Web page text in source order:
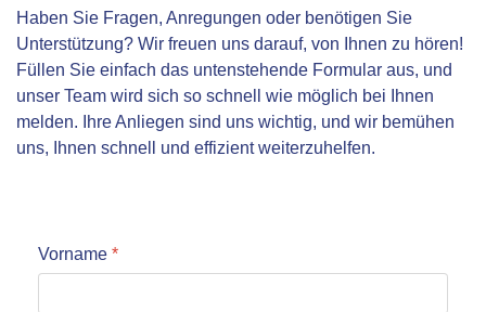
Haben Sie Fragen, Anregungen oder benötigen Sie
Unterstützung? Wir freuen uns darauf, von Ihnen zu hören!
Füllen Sie einfach das untenstehende Formular aus, und
unser Team wird sich so schnell wie möglich bei Ihnen
melden. Ihre Anliegen sind uns wichtig, und wir bemühen
uns, Ihnen schnell und effizient weiterzuhelfen.
Vorname *